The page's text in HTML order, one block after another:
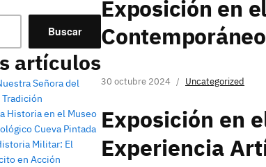
Buscar
artículos
Señora del
Historia en el Museo
Cueva Pintada
Militar: El
en Acción
Exposición en
30 octubre 2024 Uncategorized
Exposición en
Experiencia